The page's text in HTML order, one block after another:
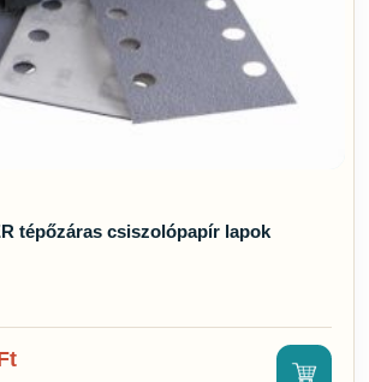
tépőzáras csiszolópapír lapok